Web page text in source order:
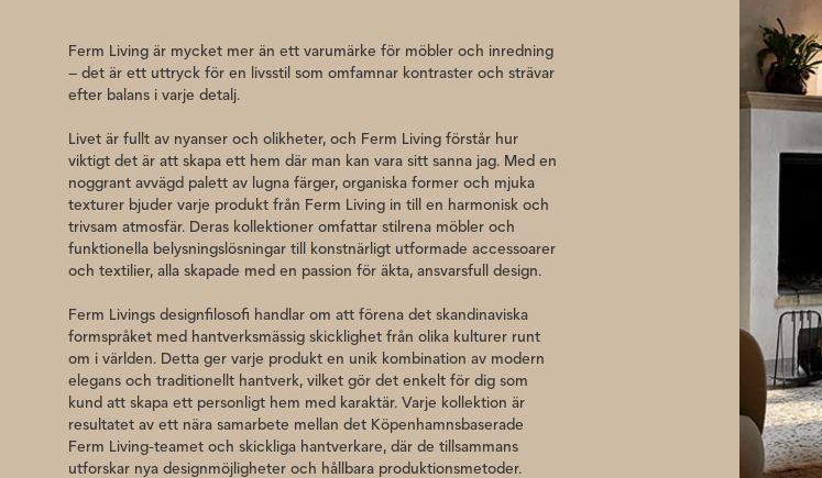
Ferm Living är mycket mer än ett varumärke för möbler och inredning
– det är ett uttryck för en livsstil som omfamnar kontraster och strävar
efter balans i varje detalj.
Livet är fullt av nyanser och olikheter, och Ferm Living förstår hur
viktigt det är att skapa ett hem där man kan vara sitt sanna jag. Med en
noggrant avvägd palett av lugna färger, organiska former och mjuka
texturer bjuder varje produkt från Ferm Living in till en harmonisk och
trivsam atmosfär. Deras kollektioner omfattar stilrena möbler och
funktionella belysningslösningar till konstnärligt utformade accessoarer
och textilier, alla skapade med en passion för äkta, ansvarsfull design.
Ferm Livings designfilosofi handlar om att förena det skandinaviska
formspråket med hantverksmässig skicklighet från olika kulturer runt
om i världen. Detta ger varje produkt en unik kombination av modern
elegans och traditionellt hantverk, vilket gör det enkelt för dig som
kund att skapa ett personligt hem med karaktär. Varje kollektion är
resultatet av ett nära samarbete mellan det Köpenhamnsbaserade
Ferm Living-teamet och skickliga hantverkare, där de tillsammans
utforskar nya designmöjligheter och hållbara produktionsmetoder.